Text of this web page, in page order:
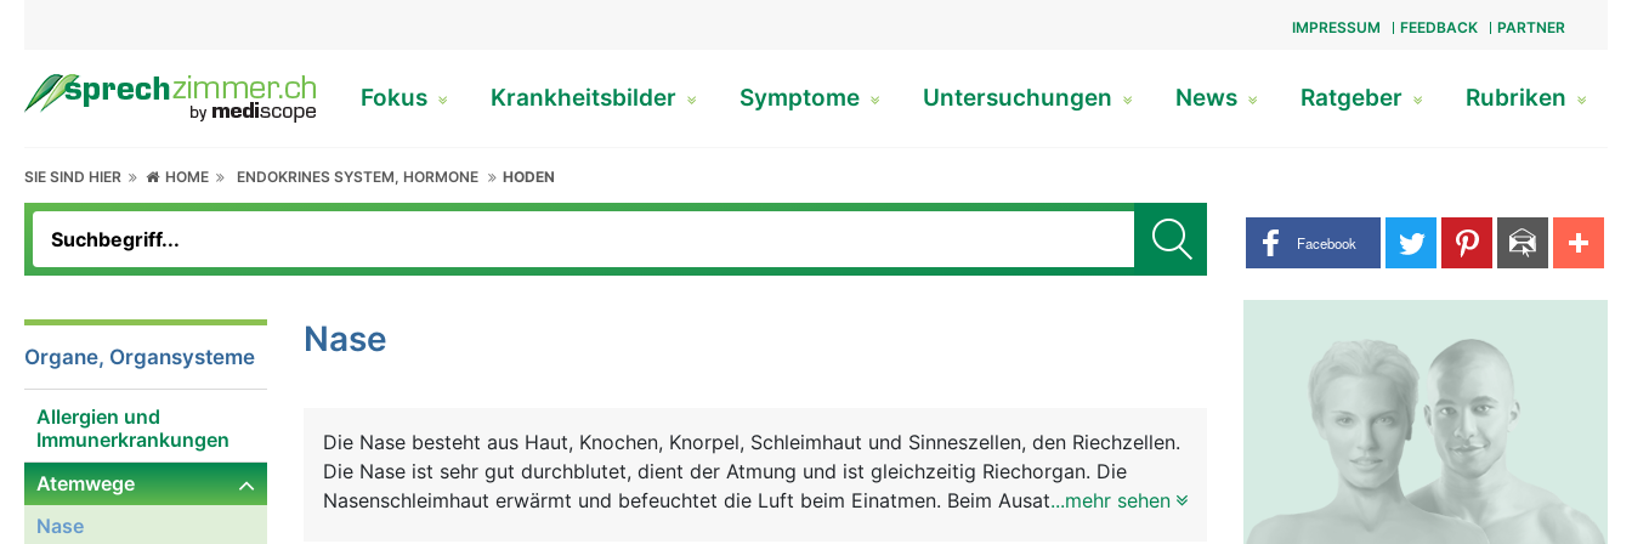
IMPRESSUM FEEDBACK PARTNER
Fokus Krankheitsbilder Symptome Untersuchungen News Ratgeber Rubriken
SIE SIND HIER HOME ENDOKRINES SYSTEM, HORMONE HODEN
Share buttons
Facebook
Organe, Organsysteme
Allergien und
Immunerkrankungen
Atemwege
Nase
Nase
Die Nase besteht aus Haut, Knochen, Knorpel, Schleimhaut und Sinneszellen, den Riechzellen.
Die Nase ist sehr gut durchblutet, dient der Atmung und ist gleichzeitig Riechorgan. Die
Nasenschleimhaut erwärmt und befeuchtet die Luft beim Einatmen. Beim Ausatmen wird
...mehr sehen